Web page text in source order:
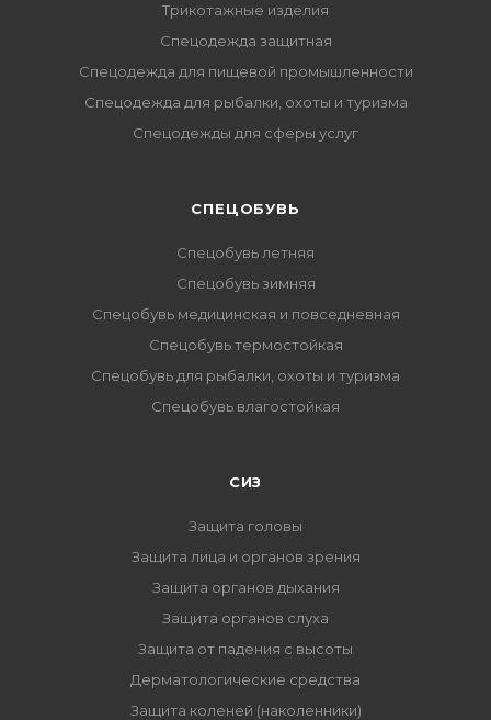
Трикотажные изделия
Спецодежда защитная
Спецодежда для пищевой промышленности
Спецодежда для рыбалки, охоты и туризма
Спецодежды для сферы услуг
CПЕЦОБУВЬ
Спецобувь летняя
Спецобувь зимняя
Спецобувь медицинская и повседневная
Спецобувь термостойкая
Спецобувь для рыбалки, охоты и туризма
Спецобувь влагостойкая
СИЗ
Защита головы
Защита лица и органов зрения
Защита органов дыхания
Защита органов слуха
Защита от падения с высоты
Дерматологические средства
Защита коленей (наколенники)